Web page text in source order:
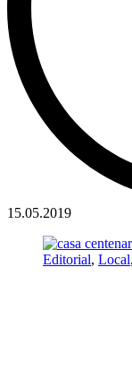
15.05.2019
Editorial, Local,